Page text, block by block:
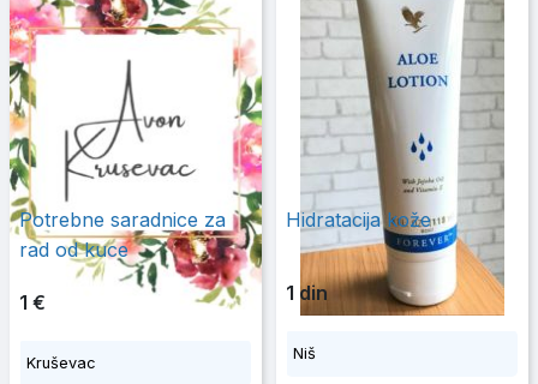
Potrebne saradnice za
rad od kuce
1 €
Kruševac
Hidratacija kože
1 din
Niš